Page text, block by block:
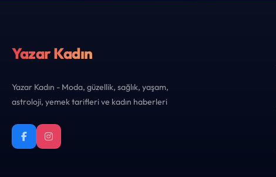
Yazar Kadın
Yazar Kadın - Moda, güzellik, sağlık, yaşam,
astroloji, yemek tarifleri ve kadın haberleri